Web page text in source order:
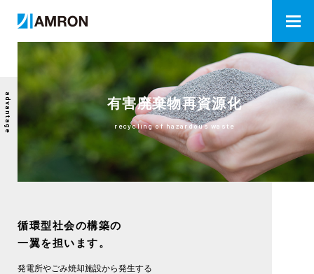
有害廃棄物再資源化
recycling of hazardous waste
advantage
循環型社会の構築の
一翼を担います。
発電所やごみ焼却施設から発生する